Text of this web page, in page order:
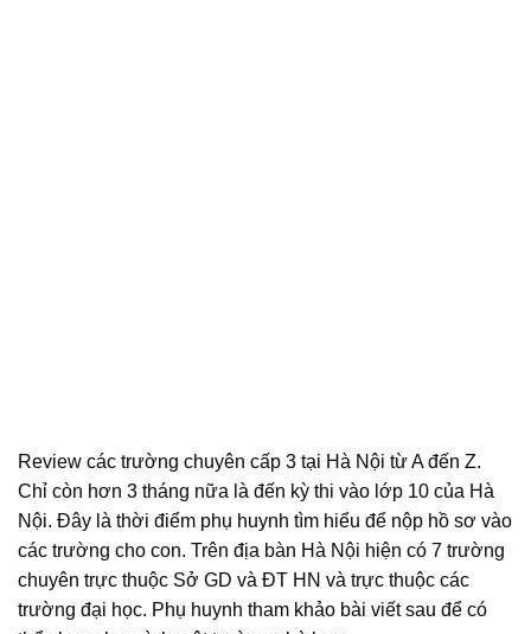
Review các trường chuyên cấp 3 tại Hà Nội từ A đến Z.
Chỉ còn hơn 3 tháng nữa là đến kỳ thi vào lớp 10 của Hà
Nội. Đây là thời điểm phụ huynh tìm hiểu để nộp hồ sơ vào
các trường cho con. Trên địa bàn Hà Nội hiện có 7 trường
chuyên trực thuộc Sở GD và ĐT HN và trực thuộc các
trường đại học. Phụ huynh tham khảo bài viết sau để có